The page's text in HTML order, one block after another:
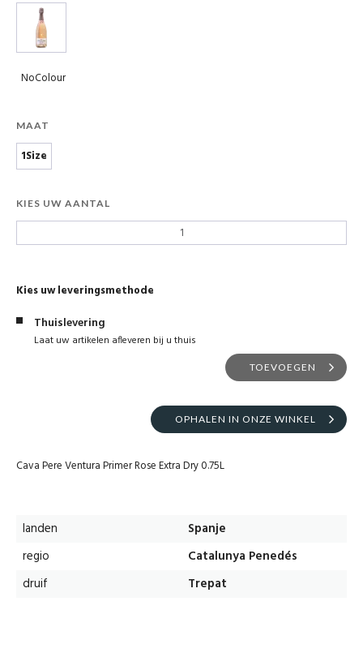
NoColour
MAAT
1Size
KIES UW AANTAL
Kies uw leveringsmethode
Thuislevering
Laat uw artikelen afleveren bij u thuis
TOEVOEGEN
OPHALEN IN ONZE WINKEL
Cava Pere Ventura Primer Rose Extra Dry 0.75L
landen
Spanje
regio
Catalunya Penedés
druif
Trepat